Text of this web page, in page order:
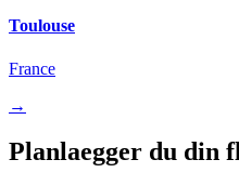
Toulouse
France
→
Planlaegger du din